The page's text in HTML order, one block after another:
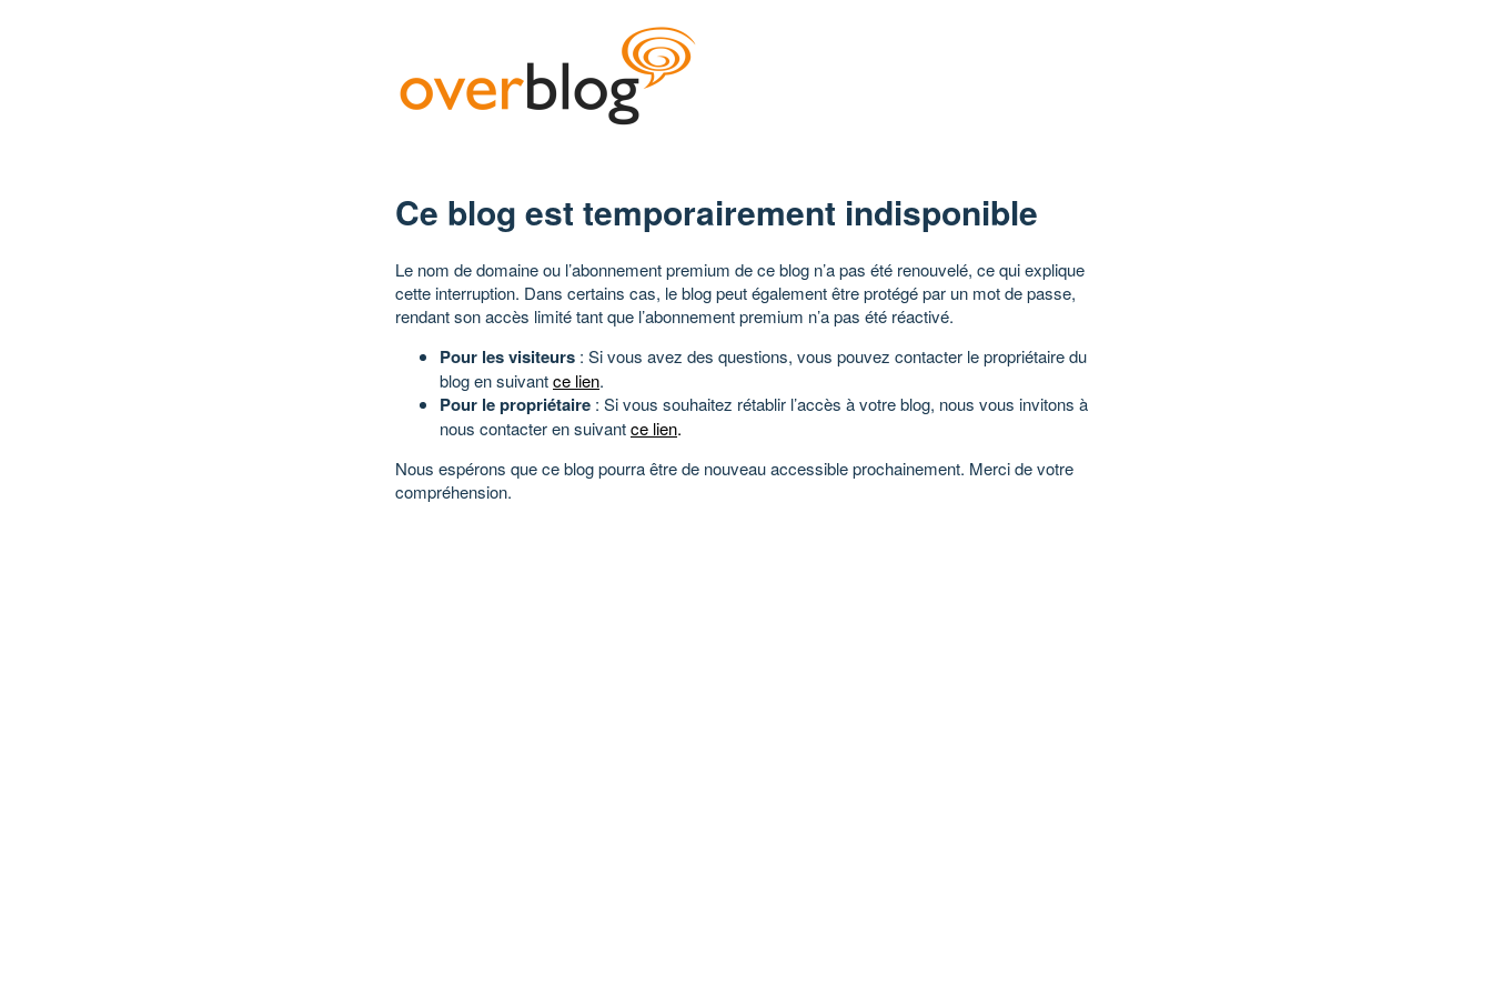
Ce blog est temporairement indisponible
Le nom de domaine ou l’abonnement premium de ce blog n’a pas été renouvelé, ce qui explique
cette interruption. Dans certains cas, le blog peut également être protégé par un mot de passe,
rendant son accès limité tant que l’abonnement premium n’a pas été réactivé.
Pour les visiteurs : Si vous avez des questions, vous pouvez contacter le propriétaire du
blog en suivantce lien.
Pour le propriétaire : Si vous souhaitez rétablir l’accès à votre blog, nous vous invitons à
nous contacter en suivantce lien.
Nous espérons que ce blog pourra être de nouveau accessible prochainement. Merci de votre
compréhension.